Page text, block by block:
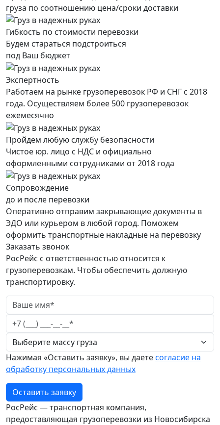
груза по соотношению цена/сроки доставки
Гибкость по стоимости перевозки
Будем стараться подстроиться
под Ваш бюджет
Экспертность
Работаем на рынке грузоперевозок РФ и СНГ с 2018
года. Осуществляем более 500 грузоперевозок
ежемесячно
Пройдем любую службу безопасности
Чистое юр. лицо с НДС и официально
оформленными сотрудниками от 2018 года
Сопровождение
до и после перевозки
Оперативно отправим закрывающие документы в
ЭДО или курьером в любой город. Поможем
оформить транспортные накладные на перевозку
Заказать звонок
РосРейс с ответственностью относится к
грузоперевозкам. Чтобы обеспечить должную
транспортировку.
Нажимая «Оставить заявку», вы даетесогласие на
обработку персональных данных
Оставить заявку
РосРейс — транспортная компания,
предоставляющая грузоперевозки из Новосибирска